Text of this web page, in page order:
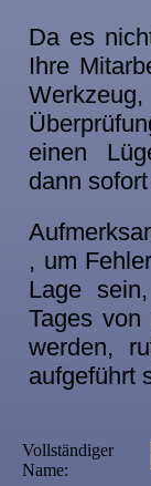
Da es
Ihre
einen
dann
, um
Lage
Tages
werden,
aufgeführt
Vollständiger
Name: